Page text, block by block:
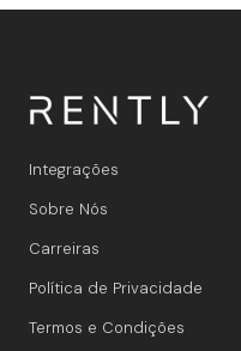
Integrações
Sobre Nós
Carreiras
Política de Privacidade
Termos e Condições